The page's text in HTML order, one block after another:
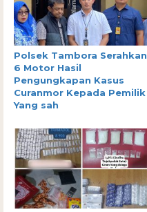
Polsek Tambora Serahkan
6 Motor Hasil
Pengungkapan Kasus
Curanmor Kepada Pemilik
Yang sah